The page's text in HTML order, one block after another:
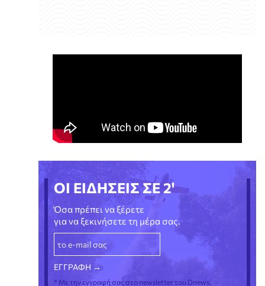
ΟΙ ΕΙΔΗΣΕΙΣ ΣΕ 2'
Όσα πρέπει να ξέρετε
για να ξεκινήσετε τη μέρα σας.
* Με την εγγραφή σας στο newsletter του Dnews,